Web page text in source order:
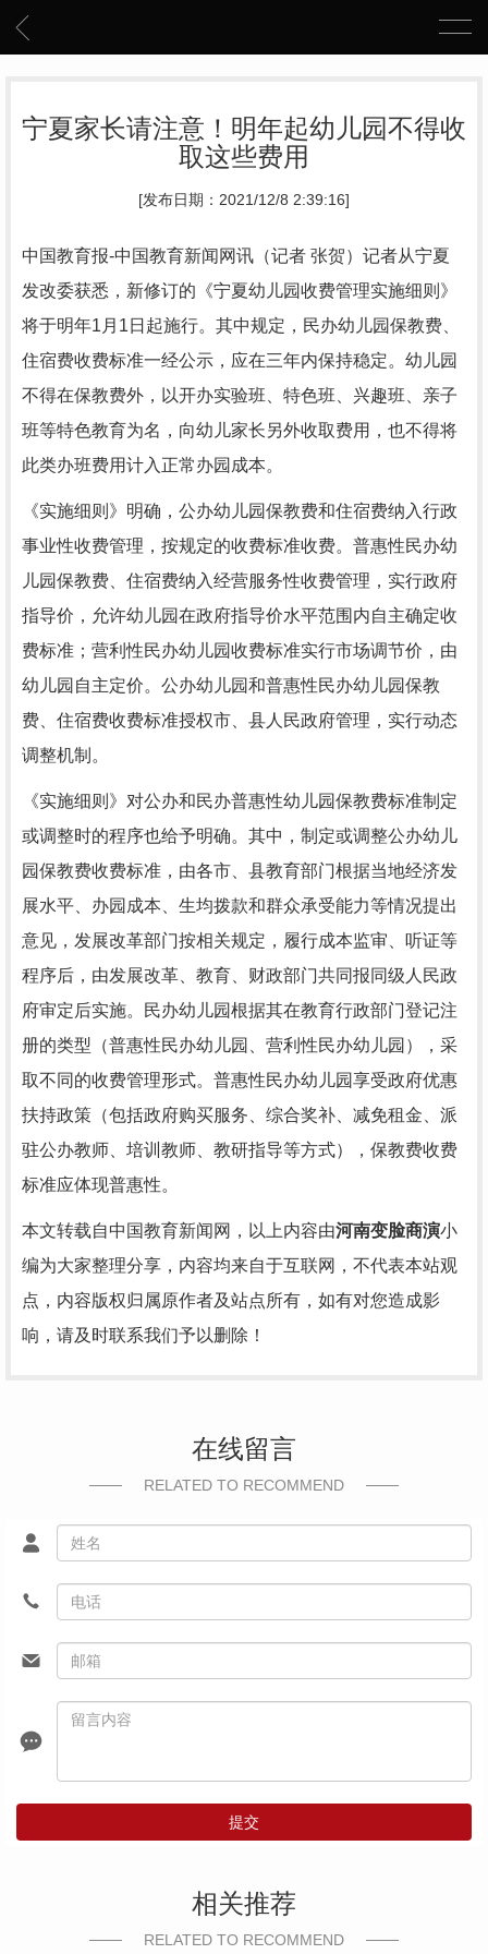
宁夏家长请注意！明年起幼儿园不得收
取这些费用
[发布日期：2021/12/8 2:39:16]
中国教育报-中国教育新闻网讯（记者 张贺）记者从宁夏
发改委获悉，新修订的《宁夏幼儿园收费管理实施细则》
将于明年1月1日起施行。其中规定，民办幼儿园保教费、
住宿费收费标准一经公示，应在三年内保持稳定。幼儿园
不得在保教费外，以开办实验班、特色班、兴趣班、亲子
班等特色教育为名，向幼儿家长另外收取费用，也不得将
此类办班费用计入正常办园成本。
《实施细则》明确，公办幼儿园保教费和住宿费纳入行政
事业性收费管理，按规定的收费标准收费。普惠性民办幼
儿园保教费、住宿费纳入经营服务性收费管理，实行政府
指导价，允许幼儿园在政府指导价水平范围内自主确定收
费标准；营利性民办幼儿园收费标准实行市场调节价，由
幼儿园自主定价。公办幼儿园和普惠性民办幼儿园保教
费、住宿费收费标准授权市、县人民政府管理，实行动态
调整机制。
《实施细则》对公办和民办普惠性幼儿园保教费标准制定
或调整时的程序也给予明确。其中，制定或调整公办幼儿
园保教费收费标准，由各市、县教育部门根据当地经济发
展水平、办园成本、生均拨款和群众承受能力等情况提出
意见，发展改革部门按相关规定，履行成本监审、听证等
程序后，由发展改革、教育、财政部门共同报同级人民政
府审定后实施。民办幼儿园根据其在教育行政部门登记注
册的类型（普惠性民办幼儿园、营利性民办幼儿园），采
取不同的收费管理形式。普惠性民办幼儿园享受政府优惠
扶持政策（包括政府购买服务、综合奖补、减免租金、派
驻公办教师、培训教师、教研指导等方式），保教费收费
标准应体现普惠性。
本文转载自中国教育新闻网，以上内容由河南变脸商演小
编为大家整理分享，内容均来自于互联网，不代表本站观
点，内容版权归属原作者及站点所有，如有对您造成影
响，请及时联系我们予以删除！
在线留言
RELATED TO RECOMMEND
提交
相关推荐
RELATED TO RECOMMEND